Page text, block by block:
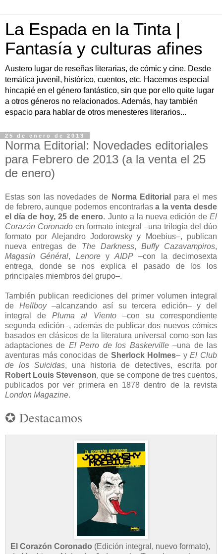
La Espada en la Tinta |
Fantasía y culturas afines
Austero lugar de reseñas literarias, de cómic y cine. Desde
temática juvenil, histórico, cuentos, etc. Hacemos especial
hincapié en el género fantástico, sin que por ello quite lugar
a otros géneros no relacionados. Además, hay también
espacio para hablar de otros menesteres literarios...
25 de enero de 2013
Norma Editorial: Novedades editoriales
para Febrero de 2013 (a la venta el 25
de enero)
Estas son las novedades de Norma Editorial
para el mes
de febrero, aunque podemos encontrarlasa la venta desde
el día de hoy, 25 de enero. Junto a la nueva edición deEl
Corazón Coronado en formato integral –una trilogía del dúo
formato por Alejandro Jodorowsky y Moebius–, publican
nueva entregas de The Darkness, Buffy Cazavampiros,
Magasin Général, Lenore yAIDP –con la decimosexta
entrega, donde se nos explica el pasado de los los
principales miembros del grupo–.
También publican reediciones del primer volumen integral
de Hellboy–alcanzando así su tercera edición– y del
integral dePluma al Viento–con su correspondiente
segunda edición–, además de publicar dos nuevos cómics
basados en clásicos de la literatura universal como son las
adaptaciones de El Perro de los Baskerville–una de las
aventuras más conocidas de Sherlock Holmes– yEl Club
de los Suicidas, una historia de detectives, escrita por
Robert Louis Stevenson, que se compone de tres cuentos,
publicados por ver primera en 1878 dentro de la revista
London Magazine.
✪ Destacamos
El Corazón Coronado (Edición integral, nuevo formato),